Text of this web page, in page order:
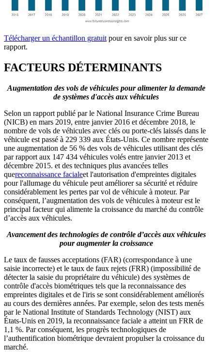
Télécharger un échantillon gratuitpour en savoir plus sur ce
rapport.
FACTEURS DÉTERMINANTS
Augmentation des vols de véhicules pour alimenter la demande
de systèmes d'accès aux véhicules
Selon un rapport publié par le National Insurance Crime Bureau
(NICB) en mars 2019, entre janvier 2016 et décembre 2018, le
nombre de vols de véhicules avec clés ou porte-clés laissés dans le
véhicule est passé à 229 339 aux États-Unis. Ce nombre représente
une augmentation de 56 % des vols de véhicules utilisant des clés
par rapport aux 147 434 véhicules volés entre janvier 2013 et
décembre 2015. et des techniques plus avancées telles
quereconnaissance facialeet l'autorisation d'empreintes digitales
pour l'allumage du véhicule peut améliorer sa sécurité et réduire
considérablement les pertes par vol de véhicule à moteur. Par
conséquent, l’augmentation des vols de véhicules à moteur est le
principal facteur qui alimente la croissance du marché du contrôle
d’accès aux véhicules.
Avancement des technologies de contrôle d’accès aux véhicules
pour augmenter la croissance
Le taux de fausses acceptations (FAR) (correspondance à une
saisie incorrecte) et le taux de faux rejets (FRR) (impossibilité de
détecter la saisie du propriétaire du véhicule) des systèmes de
contrôle d'accès biométriques tels que la reconnaissance des
empreintes digitales et de l'iris se sont considérablement améliorés
au cours des dernières années. Par exemple, selon des tests menés
par le National Institute of Standards Technology (NIST) aux
États-Unis en 2019, la reconnaissance faciale a atteint un FRR de
1,1 %. Par conséquent, les progrès technologiques de
l’authentification biométrique devraient propulser la croissance du
marché.